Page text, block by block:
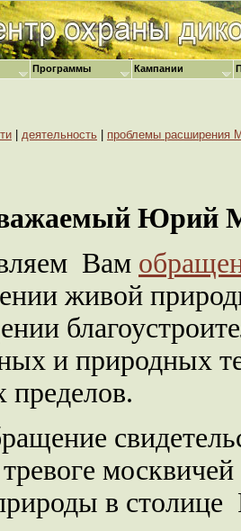
деятельность проблемы расширения
Юрий
Вам
живой
и природных
пределов.
москвичей
в столице
Программы Кампании